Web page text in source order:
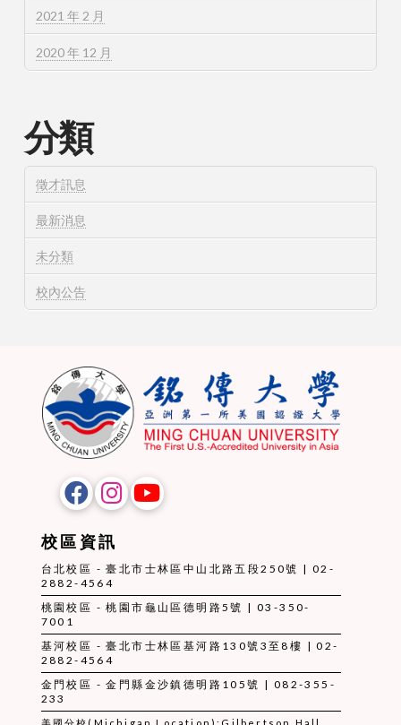
2021 年 2 月
2020 年 12 月
分類
徵才訊息
最新消息
未分類
校內公告
校區資訊
台北校區 - 臺北市士林區中山北路五段250號 | 02-
2882-4564
桃園校區 - 桃園市龜山區德明路5號 | 03-350-
7001
基河校區 - 臺北市士林區基河路130號3至8樓 | 02-
2882-4564
金門校區 - 金門縣金沙鎮德明路105號 | 082-355-
233